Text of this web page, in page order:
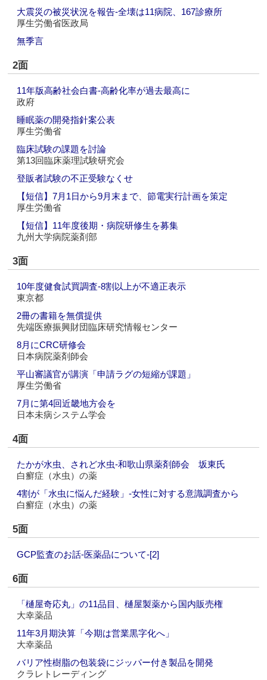
大震災の被災状況を報告‐全壊は11病院、167診療所
厚生労働省医政局
無季言
2面
11年版高齢社会白書‐高齢化率が過去最高に
政府
睡眠薬の開発指針案公表
厚生労働省
臨床試験の課題を討論
第13回臨床薬理試験研究会
登販者試験の不正受験なくせ
【短信】7月1日から9月末まで、節電実行計画を策定
厚生労働省
【短信】11年度後期・病院研修生を募集
九州大学病院薬剤部
3面
10年度健食試買調査‐8割以上が不適正表示
東京都
2冊の書籍を無償提供
先端医療振興財団臨床研究情報センター
8月にCRC研修会
日本病院薬剤師会
平山審議官が講演「申請ラグの短縮が課題」
厚生労働省
7月に第4回近畿地方会を
日本未病システム学会
4面
たかが水虫、されど水虫‐和歌山県薬剤師会 坂東氏
白癬症（水虫）の薬
4割が「水虫に悩んだ経験」‐女性に対する意識調査から
白癬症（水虫）の薬
5面
GCP監査のお話‐医薬品について‐[2]
6面
「樋屋奇応丸」の11品目、樋屋製薬から国内販売権
大幸薬品
11年3月期決算「今期は営業黒字化へ」
大幸薬品
バリア性樹脂の包装袋にジッパー付き製品を開発
クラレトレーディング